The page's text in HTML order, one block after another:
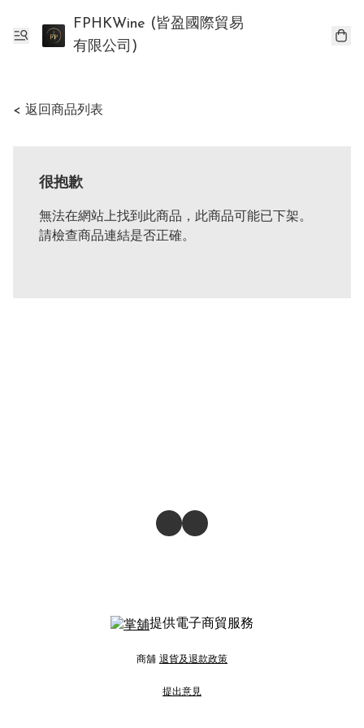
FPHKWine (皆盈國際貿易
有限公司)
< 返回商品列表
很抱歉
無法在網站上找到此商品，此商品可能已下架。
請檢查商品連結是否正確。
提供電子商貿服務
商舖 退貨及退款政策
提出意見